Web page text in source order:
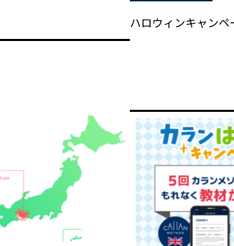
ハロウィンキャンペ